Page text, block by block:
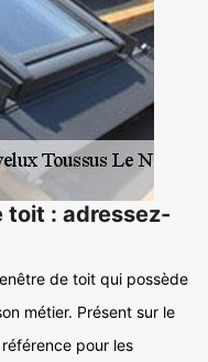
toit : adressez-
de toit qui possède
métier. Présent sur le
pour les